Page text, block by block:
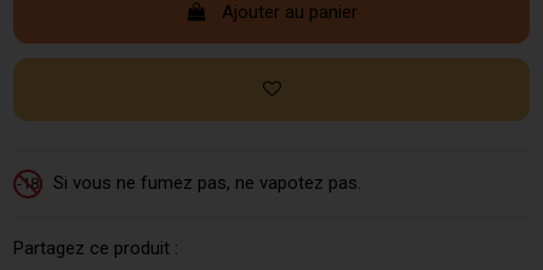
Ajouter au panier
-18 Si vous ne fumez pas, ne vapotez pas.
Partagez ce produit :